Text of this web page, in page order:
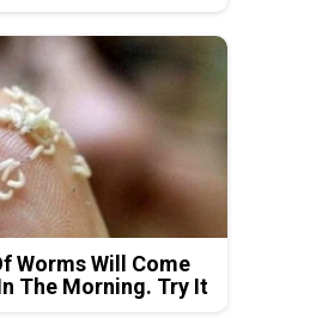
Worms Will Come
The Morning. Try It